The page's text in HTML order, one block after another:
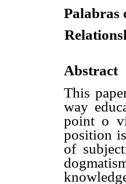
Palabras
Abstract
This
way
point o
position
of